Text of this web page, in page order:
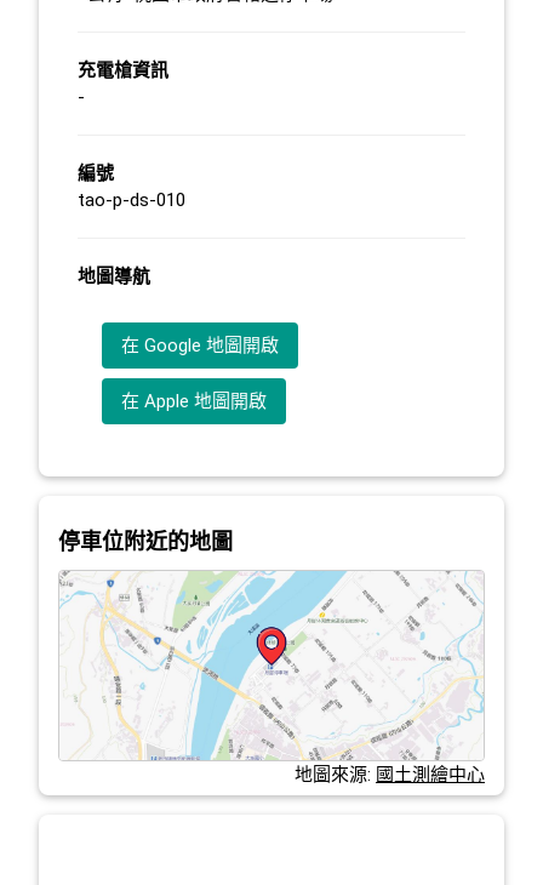
充電槍資訊
-
編號
tao-p-ds-010
地圖導航
在 Google 地圖開啟
在 Apple 地圖開啟
停車位附近的地圖
地圖來源: 國土測繪中心